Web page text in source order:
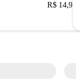
R$ 14,90